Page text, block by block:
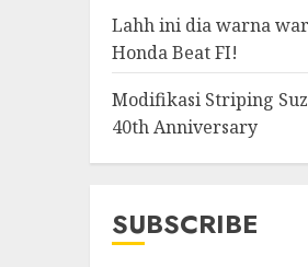
Lahh ini dia warna
Honda Beat FI!
Modifikasi Striping
40th Anniversary
SUBSCRIBE